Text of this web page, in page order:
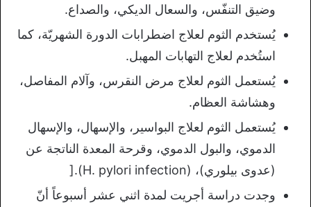
وضيق التنفّس، والسعال الديكي، والصداع.
يُستخدم الثوم لعلاج اضطرابات الدورة الشهريّة، كما
استُخدم لعلاج التهابات المهبل.
يُستعمل الثوم لعلاج مرض النقرس، وآلام المفاصل،
وهشاشة العظام.
يُستعمل الثوم لعلاج البواسير، والإسهال، والإسهال
الدموي، والبول الدموي، وقرحة المعدة الناتجة عن
(عدوى بيلوري)، (H. pylori infection).[
وجدت دراسة أجريت لمدة اثني عشر أسبوعاً أنّ